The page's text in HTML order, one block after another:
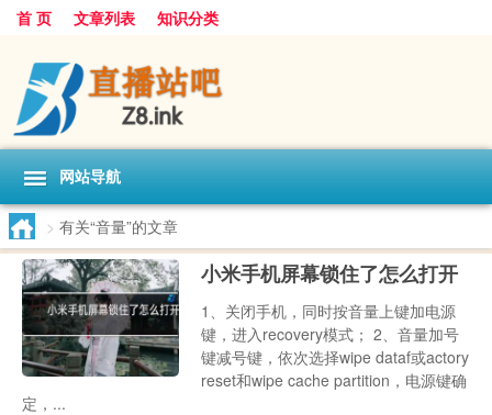
首 页 文章列表 知识分类
网站导航
> 有关“音量”的文章
小米手机屏幕锁住了怎么打开
1、关闭手机，同时按音量上键加电源
键，进入recovery模式； 2、音量加号
键减号键，依次选择wipe dataf或actory
reset和wipe cache partition，电源键确
定，...